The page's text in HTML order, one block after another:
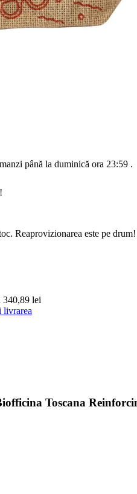
până la duminică ora 23:59 .
Reaprovizionarea este pe
340,89 lei
livrarea
Toscana